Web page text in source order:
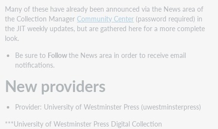
New
providers
New
collections
frontlist
collections
New
cooperatively
collections
Discontinued
Many of these have already been announced via the News area of
the Collection Manager Community Center (password required) in
the JIT weekly updates, but are gathered here for a more complete
look.
Be sure to Followthe News area in order to receive email
notifications.
New providers
Provider: University of Westminster Press (uwestminsterpress)
***University of Westminster Press Digital Collection